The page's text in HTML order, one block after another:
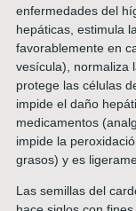
enfermedades del
hepáticas, estimula
favorablemente en
vesícula), normaliza
protege las células
impide el daño
medicamentos
impide la
grasos) y es
Las semillas del